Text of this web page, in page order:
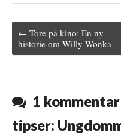
e
b
o
k
t
t
r
b
l
e
e
s
Post navigation
← Tore på kino: En ny
historie om Willy Wonka
1
tipser: